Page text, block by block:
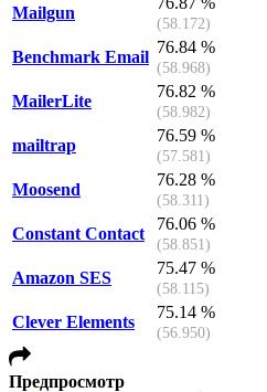
Mailgun
(58.172)
Benchmark Email
76.84 %
(58.968)
MailerLite
76.82 %
(58.982)
mailtrap
76.59 %
(57.581)
Moosend
76.28 %
(58.311)
Constant Contact
76.06 %
(58.851)
Amazon SES
75.47 %
(58.115)
Clever Elements
75.14 %
(56.950)
Предпросмотр